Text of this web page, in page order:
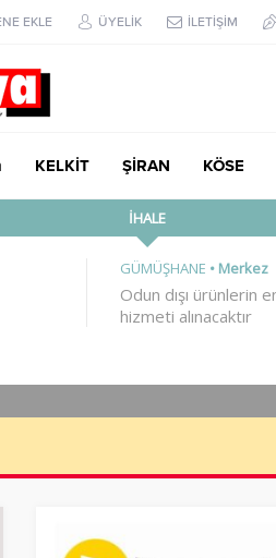
EKLE ÜYELİK İLETİŞİM
KELKİT ŞİRAN KÖSE